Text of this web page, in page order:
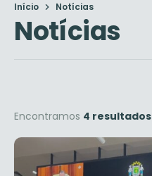
Início Notícias
Notícias
Encontramos 4 resultados